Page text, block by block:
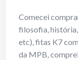
Comecei
filosofia,
etc), fitas K7
da MPB,